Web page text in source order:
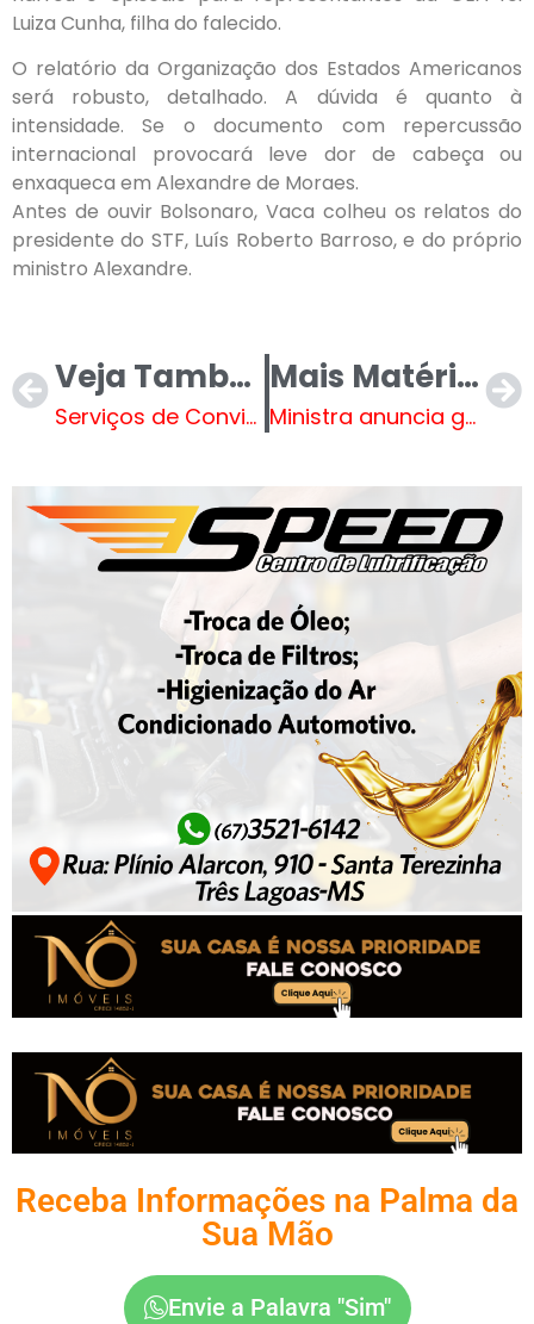
Luiza Cunha, filha do falecido.
O relatório da Organização dos Estados Americanos
será robusto, detalhado. A dúvida é quanto à
intensidade. Se o documento com repercussão
internacional provocará leve dor de cabeça ou
enxaqueca em Alexandre de Moraes.
Antes de ouvir Bolsonaro, Vaca colheu os relatos do
presidente do STF, Luís Roberto Barroso, e do próprio
ministro Alexandre.
Veja Também
Serviços de Convivência retomaram atividades nesta quinta-feira (13)
Mais Matérias
Ministra anuncia gratuidade dos 41 medicamentos no Farmácia Popular
Receba Informações na Palma da
Sua Mão
Envie a Palavra "Sim"